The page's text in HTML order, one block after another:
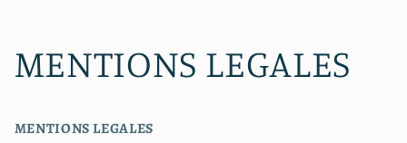
MENTIONS LEGALES
MENTIONS LEGALES